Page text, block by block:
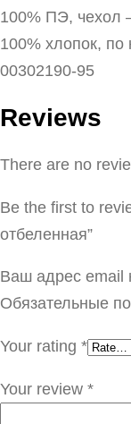
100% ПЭ, чехол
100% хлопок, по
00302190-95
Reviews
There are no
Be the first to
отбеленная”
Ваш адрес email
Обязательные
Your rating *
Your review *